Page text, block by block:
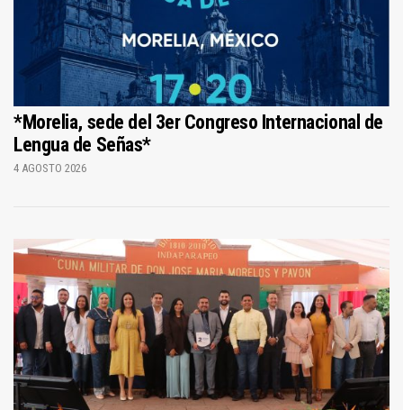
*Morelia, sede del 3er Congreso Internacional de
Lengua de Señas*
4 AGOSTO 2026